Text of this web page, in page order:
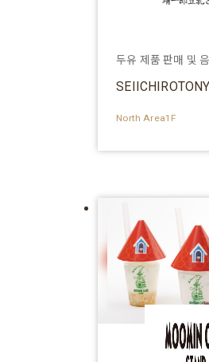
두유 제품 판매 및
North Area1F